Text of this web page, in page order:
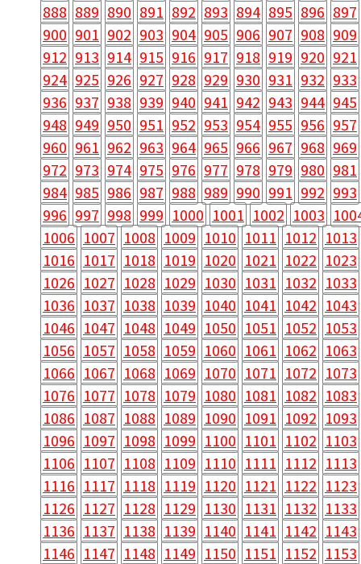
888 889 890 891 892 893 894 895 896 897
900 901 902 903 904 905 906 907 908 909
912 913 914 915 916 917 918 919 920 921
924 925 926 927 928 929 930 931 932 933
936 937 938 939 940 941 942 943 944 945
948 949 950 951 952 953 954 955 956 957
960 961 962 963 964 965 966 967 968 969
972 973 974 975 976 977 978 979 980 981
984 985 986 987 988 989 990 991 992 993
996 997 998 999 1000 1001 1002 1003
1006 1007 1008 1009 1010 1011 1012 1013
1016 1017 1018 1019 1020 1021 1022 1023
1026 1027 1028 1029 1030 1031 1032 1033
1036 1037 1038 1039 1040 1041 1042 1043
1046 1047 1048 1049 1050 1051 1052 1053
1056 1057 1058 1059 1060 1061 1062 1063
1066 1067 1068 1069 1070 1071 1072 1073
1076 1077 1078 1079 1080 1081 1082 1083
1086 1087 1088 1089 1090 1091 1092 1093
1096 1097 1098 1099 1100 1101 1102 1103
1106 1107 1108 1109 1110 1111 1112 1113
1116 1117 1118 1119 1120 1121 1122 1123
1126 1127 1128 1129 1130 1131 1132 1133
1136 1137 1138 1139 1140 1141 1142 1143
1146 1147 1148 1149 1150 1151 1152 1153